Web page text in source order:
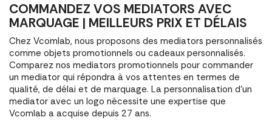
COMMANDEZ VOS MEDIATORS AVEC
MARQUAGE | MEILLEURS PRIX ET DÉLAIS
Chez Vcomlab, nous proposons des mediators personnalisés
comme objets promotionnels ou cadeaux personnalisés.
Comparez nos mediators promotionnels pour commander
un mediator qui répondra à vos attentes en termes de
qualité, de délai et de marquage. La personnalisation d'un
mediator avec un logo nécessite une expertise que
Vcomlab a acquise depuis 27 ans.